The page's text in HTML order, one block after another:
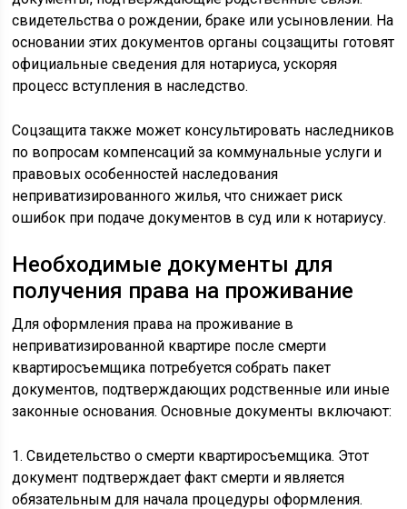
свидетельства о рождении, браке или усыновлении. На
основании этих документов органы соцзащиты готовят
официальные сведения для нотариуса, ускоряя
процесс вступления в наследство.
Соцзащита также может консультировать наследников
по вопросам компенсаций за коммунальные услуги и
правовых особенностей наследования
неприватизированного жилья, что снижает риск
ошибок при подаче документов в суд или к нотариусу.
Необходимые документы для
получения права на проживание
Для оформления права на проживание в
неприватизированной квартире после смерти
квартиросъемщика потребуется собрать пакет
документов, подтверждающих родственные или иные
законные основания. Основные документы включают:
1. Свидетельство о смерти квартиросъемщика. Этот
документ подтверждает факт смерти и является
обязательным для начала процедуры оформления.